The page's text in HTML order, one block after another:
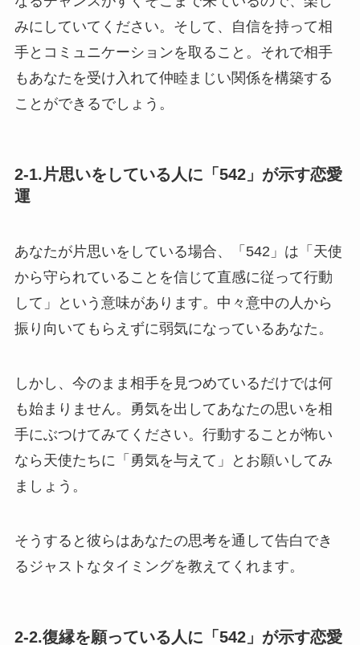
みにしていてください。そして、自信を持って相
手とコミュニケーションを取ること。それで相手
もあなたを受け入れて仲睦まじい関係を構築する
ことができるでしょう。
2-1.片思いをしている人に「542」が示す恋愛
運
あなたが片思いをしている場合、「542」は「天使
から守られていることを信じて直感に従って行動
して」という意味があります。中々意中の人から
振り向いてもらえずに弱気になっているあなた。
しかし、今のまま相手を見つめているだけでは何
も始まりません。勇気を出してあなたの思いを相
手にぶつけてみてください。行動することが怖い
なら天使たちに「勇気を与えて」とお願いしてみ
ましょう。
そうすると彼らはあなたの思考を通して告白でき
るジャストなタイミングを教えてくれます。
2-2.復縁を願っている人に「542」が示す恋愛